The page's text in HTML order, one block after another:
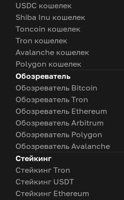
USDC кошелек
Shiba Inu кошелек
Toncoin кошелек
Tron кошелек
Avalanche кошелек
Polygon кошелек
Обозреватель
Обозреватель Bitcoin
Обозреватель Tron
Обозреватель Ethereum
Обозреватель Arbitrum
Обозреватель Polygon
Обозреватель Avalanche
Стейкинг
Стейкинг Tron
Стейкинг USDT
Стейкинг Ethereum